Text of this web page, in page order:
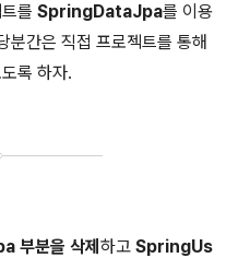
를 SpringDataJpa를 이용
분간은 직접 프로젝트를 통해
록 하자.
부분을 삭제 하고 SpringUs